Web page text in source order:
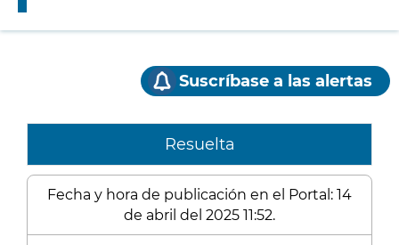
Suscríbase a las alertas
Resuelta
Fecha y hora de publicación en el Portal: 14
de abril del 2025 11:52.